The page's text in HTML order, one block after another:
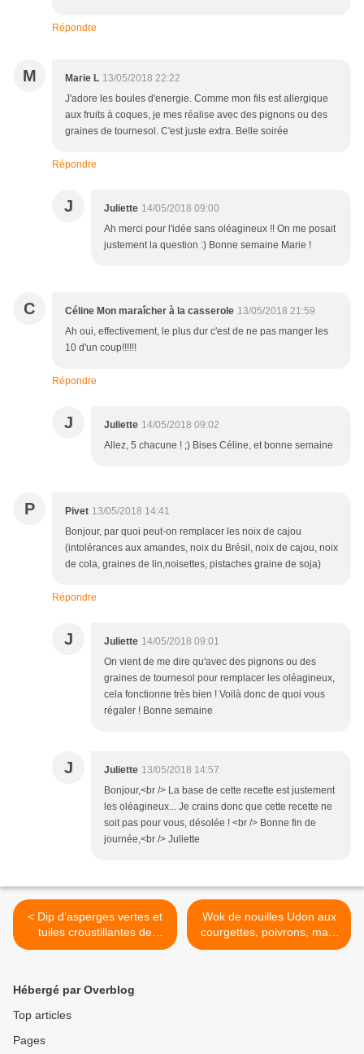
Répondre
M Marie L 13/05/2018 22:22
J'adore les boules d'energie. Comme mon fils est allergique
aux fruits à coques, je mes réalise avec des pignons ou des
graines de tournesol. C'est juste extra. Belle soirée
Répondre
J Juliette 14/05/2018 09:00
Ah merci pour l'idée sans oléagineux !! On me posait
justement la question :) Bonne semaine Marie !
C Céline Mon maraîcher à la casserole 13/05/2018 21:59
Ah oui, effectivement, le plus dur c'est de ne pas manger les
10 d'un coup!!!!!!
Répondre
J Juliette 14/05/2018 09:02
Allez, 5 chacune ! ;) Bises Céline, et bonne semaine
P Pivet 13/05/2018 14:41
Bonjour, par quoi peut-on remplacer les noix de cajou
(intolérances aux amandes, noix du Brésil, noix de cajou, noix
de cola, graines de lin,noisettes, pistaches graine de soja)
Répondre
J Juliette 14/05/2018 09:01
On vient de me dire qu'avec des pignons ou des
graines de tournesol pour remplacer les oléagineux,
cela fonctionne très bien ! Voilà donc de quoi vous
régaler ! Bonne semaine
J Juliette 13/05/2018 14:57
Bonjour,<br /> La base de cette recette est justement
les oléagineux... Je crains donc que cette recette ne
soit pas pour vous, désolée ! <br /> Bonne fin de
journée,<br /> Juliette
< Dip d’asperges vertes et
tuiles croustillantes de
crêpes de blé noir {…et
Wok de nouilles Udon aux
courgettes, poivrons, maïs
et sauce soja bio Tanoshi >
Hébergé par Overblog
Top articles
Pages